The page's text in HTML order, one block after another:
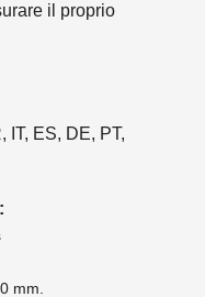
il proprio
IT, ES, DE, PT,
mm.